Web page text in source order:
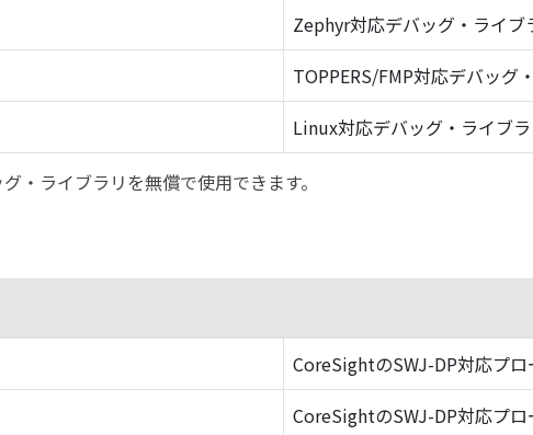
Zephyr対応デバッグ・ライブ
TOPPERS/FMP対応デバッグ
Linux対応デバッグ・ライブラ
・ライブラリを無償で使用できます。
CoreSightのSWJ-DP対応プ
CoreSightのSWJ-DP対応プ